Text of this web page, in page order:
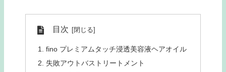
目次
fino プレミアムタッチ浸透美容液ヘアオイル
失敗アウトバストリートメント